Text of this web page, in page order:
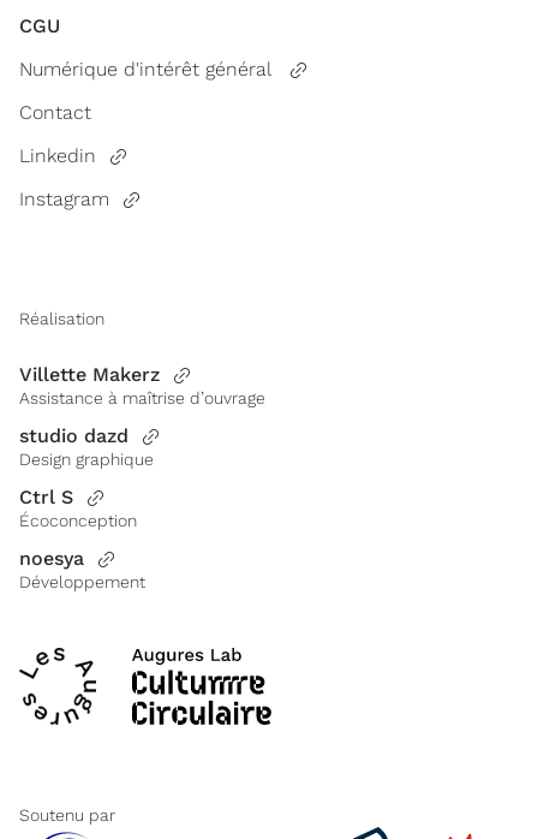
CGU
Numérique d'intérêt général
Contact
Linkedin
Instagram
Réalisation
Villette Makerz
Assistance à maîtrise d’ouvrage
studio dazd
Design graphique
Ctrl S
Écoconception
noesya
Développement
Soutenu par